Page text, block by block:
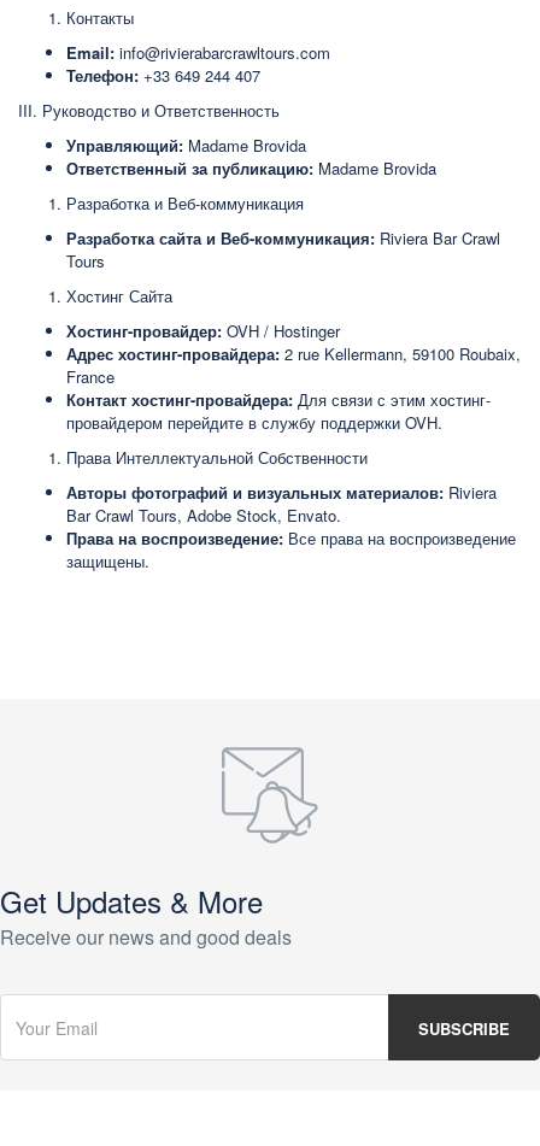
Контакты
Email: info@rivierabarcrawltours.com
Телефон: +33 649 244 407
III. Руководство и Ответственность
Управляющий: Madame Brovida
Ответственный за публикацию: Madame Brovida
Разработка и Веб-коммуникация
Разработка сайта и Веб-коммуникация: Riviera Bar Crawl
Tours
Хостинг Сайта
Хостинг-провайдер: OVH / Hostinger
Адрес хостинг-провайдера: 2 rue Kellermann, 59100 Roubaix,
France
Контакт хостинг-провайдера: Для связи с этим хостинг-
провайдером перейдите в службу поддержки OVH.
Права Интеллектуальной Собственности
Авторы фотографий и визуальных материалов: Riviera
Bar Crawl Tours, Adobe Stock, Envato.
Права на воспроизведение: Все права на воспроизведение
защищены.
Get Updates & More
Receive our news and good deals